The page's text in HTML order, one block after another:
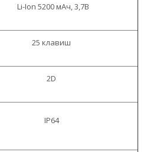
Li-Ion 5200 мАч, 3,7В
25 клавиш
2D
IP64